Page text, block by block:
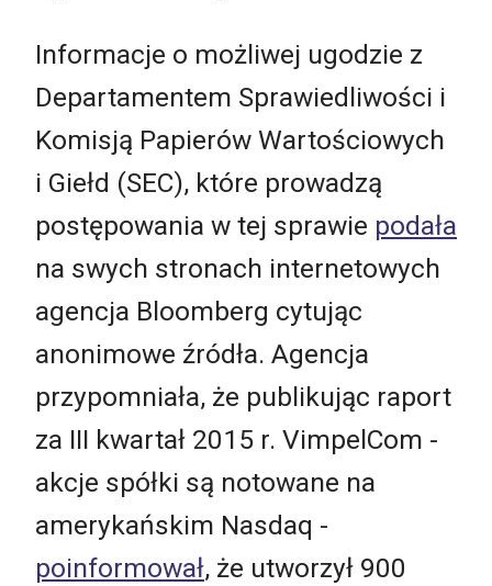
Informacje o możliwej ugodzie z
Departamentem Sprawiedliwości i
Komisją Papierów Wartościowych
i Giełd (SEC), które prowadzą
postępowania w tej sprawie podała
na swych stronach internetowych
agencja Bloomberg cytując
anonimowe źródła. Agencja
przypomniała, że publikując raport
za III kwartał 2015 r. VimpelCom -
akcje spółki są notowane na
amerykańskim Nasdaq -
poinformował, że utworzył 900